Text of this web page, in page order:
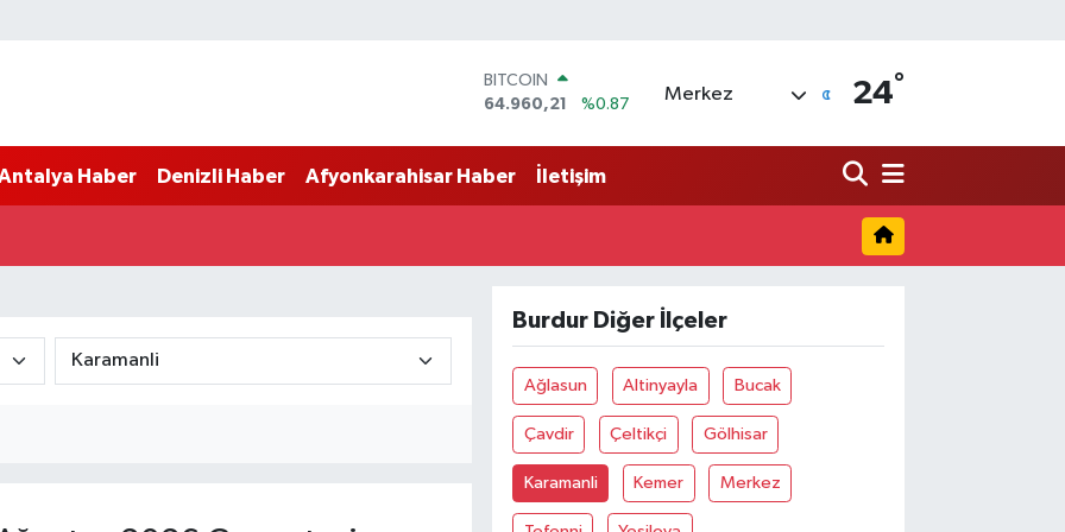
BITCOIN
64.960,21
%0.87
EURO
GRAM ALTIN
BİST100
13.779
%-14
Merkez 24°
Haber Denizli Haber Afyonkarahisar Haber İletişim
Burdur Diğer İlçeler
Ağlasun Altinyayla Bucak
Çavdir Çeltikçi Gölhisar
Karamanli Kemer Merkez